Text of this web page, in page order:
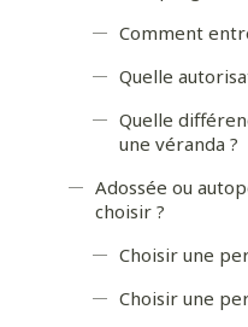
Comment
Quelle
Quelle
une véranda ?
Adossée ou
choisir ?
Choisir une
Choisir une